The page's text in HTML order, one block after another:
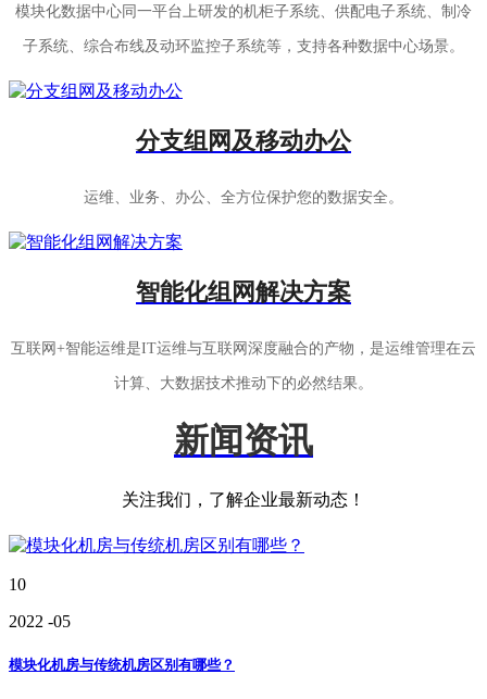
模块化数据中心同一平台上研发的机柜子系统、供配电子系统、制冷
子系统、综合布线及动环监控子系统等，支持各种数据中心场景。
分支组网及移动办公
运维、业务、办公、全方位保护您的数据安全。
智能化组网解决方案
互联网+智能运维是IT运维与互联网深度融合的产物，是运维管理在云
计算、大数据技术推动下的必然结果。
新闻资讯
关注我们，了解企业最新动态！
10
2022 -05
模块化机房与传统机房区别有哪些？